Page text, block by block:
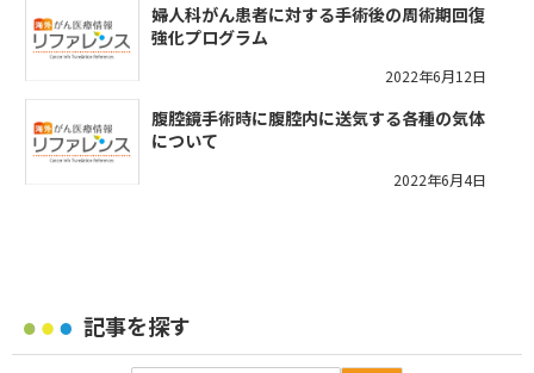
婦人科がん患者に対する手術後の周術期回復
強化プログラム
2022年6月12日
腹腔鏡手術時に腹腔内に送気する各種の気体
について
2022年6月4日
記事を探す